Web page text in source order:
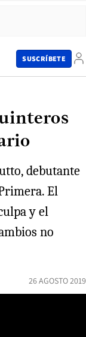
SUSCRÍBETE
debutante
El
y el
no
26 AGOSTO 2019